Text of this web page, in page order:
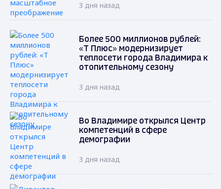
3 дня назад
Более 500 миллионов рублей:
«Т Плюс» модернизирует
теплосети города Владимира к
отопительному сезону
3 дня назад
Во Владимире открылся Центр
компетенций в сфере
демографии
3 дня назад